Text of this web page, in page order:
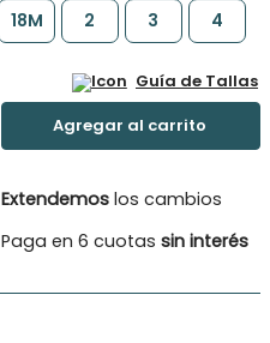
18M 2 3 4
Guía de Tallas
Extendemos los cambios
Paga en 6 cuotas sin interés